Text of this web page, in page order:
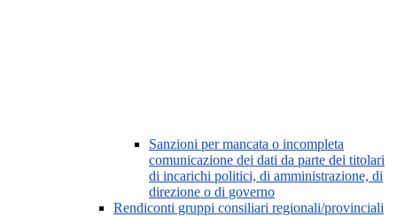
Sanzioni per mancata o incompleta
comunicazione dei dati da parte dei titolari
di incarichi politici, di amministrazione, di
direzione o di governo
Rendiconti gruppi consiliari regionali/provinciali